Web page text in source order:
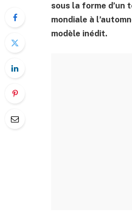
sous la forme d’un
mondiale à
modèle inédit.